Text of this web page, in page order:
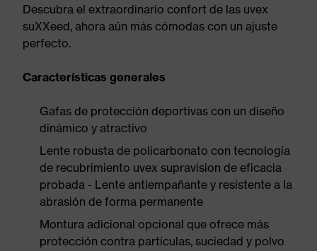
Descubra el extraordinario confort de las uvex
suXXeed, ahora aún más cómodas con un ajuste
perfecto.
Características generales
Gafas de protección deportivas con un diseño
dinámico y atractivo
Lente robusta de policarbonato con tecnología
de recubrimiento uvex supravision de eficacia
probada - Lente antiempañante y resistente a la
abrasión de forma permanente
Montura adicional opcional que ofrece más
protección contra partículas, suciedad y polvo